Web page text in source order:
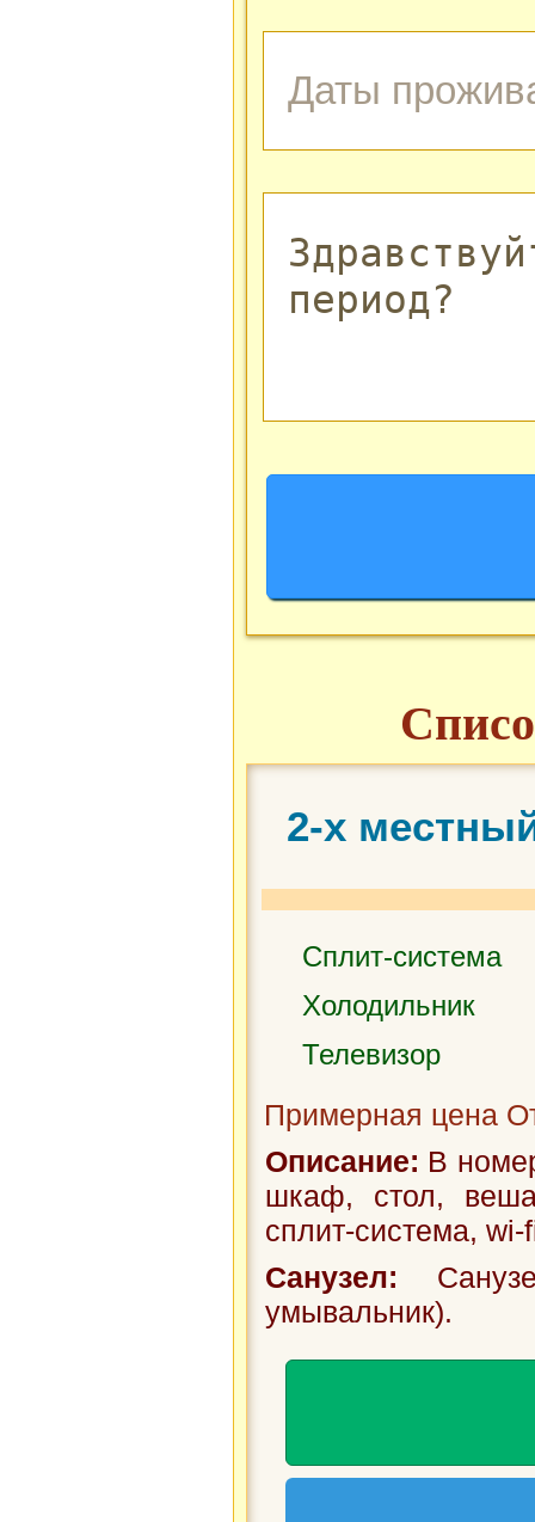
2-х
Сплит-система
Холодильник
Телевизор
Примерная цена
Описание: В
шкаф, стол,
сплит-система, wi-
Санузел:
умывальник).